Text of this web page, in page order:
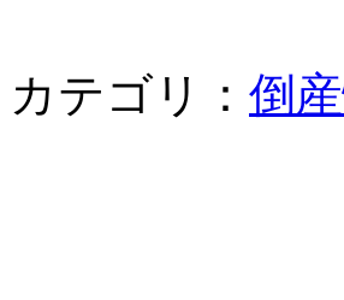
カテゴリ： 倒